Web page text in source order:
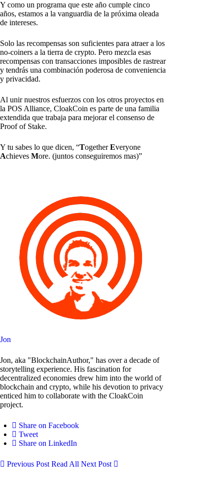
Y como un programa que este año cumple cinco
años, estamos a la vanguardia de la próxima oleada
de intereses.
Solo las recompensas son suficientes para atraer a los
no-coiners a la tierra de crypto. Pero mezcla esas
recompensas con transacciones imposibles de rastrear
y tendrás una combinación poderosa de conveniencia
y privacidad.
Al unir nuestros esfuerzos con los otros proyectos en
la POS Alliance, CloakCoin es parte de una familia
extendida que trabaja para mejorar el consenso de
Proof of Stake.
Y tu sabes lo que dicen, “TogetherEveryone
Achieves More. (juntos conseguiremos mas)”
Jon
Jon, aka "BlockchainAuthor," has over a decade of
storytelling experience. His fascination for
decentralized economies drew him into the world of
blockchain and crypto, while his devotion to privacy
enticed him to collaborate with the CloakCoin
project.
Share on Facebook
Tweet
Share on LinkedIn
Previous Post Read All Next Post